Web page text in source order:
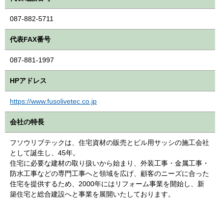
087-882-5711
代表FAX番号
087-881-1997
HPアドレス
https://www.fusolivetec.co.jp
会社の特長
フソウリブテックは、住宅資材の販売とビル用サッシの施工会社
として誕生し、45年。
住宅に必要な建材の取り扱いから始まり、外装工事・金属工事・
防水工事などの専門工事へと領域を広げ、顧客のニーズに合った
住宅を提供するため、2000年にはリフォーム事業を開始し、新
築住宅と総合建設へと事業を展開いたしております。